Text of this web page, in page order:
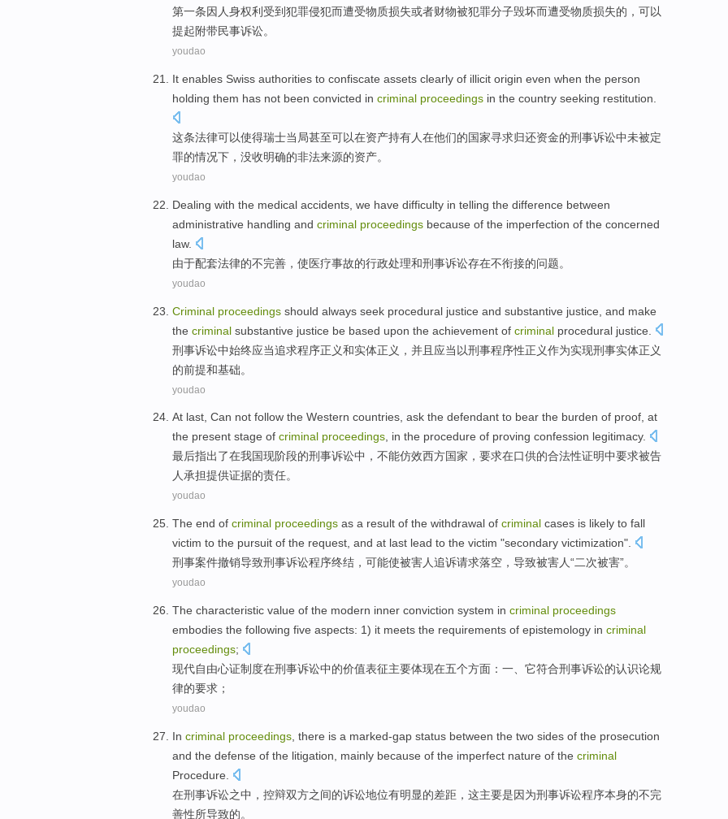
第一条因人身权利 受到犯罪侵犯而遭受物质损失或者财物被犯罪分子毁坏而遭受物质损失的， 可以
提起附带民事诉讼。
youdao
It enables Swiss authorities to confiscate assets clearly of illicit origin even when the person
holding them has not been convicted in criminal proceedings in the country seeking restitution
这条法律可以使得瑞士当局甚至可以在资产持有人在他们的国家寻求归还资金的刑事诉讼中未被定
罪的情况下， 没收明确的非法来源的资产。
youdao
Dealing with the medical accidents , we have difficulty in telling the difference between
administrative handling and criminal proceedings because of the imperfection of the concerned
law.
由于配套法律的不完善，使医疗事故的行政处理和刑事诉讼存在不衔接的问题。
youdao
Criminal proceedings should always seek procedural justice and substantive justice, and make
the criminal substantive justice be based upon the achievement of criminal procedural justice.
刑事诉讼中始终应当追求程序正义和实体正义， 并且 应当以刑事程序性正义作为实现刑事实体正义
的前提和基础。
youdao
At last, Can not follow the Western countries, ask the defendant to bear the burden of proof, at
the present stage of criminal proceedings, in the procedure of proving confession legitimacy.
最后指出了在我国现阶段的刑事诉讼中 ， 不能仿效西方国家 ， 要求在口供的合法性证明中要求被告
人承担提供证据的责任。
youdao
The end of criminal proceedings as a result of the withdrawal of criminal cases is likely to fall
victim to the pursuit of the request , and at last lead to the victim "secondary victimization".
刑事案件撤销导致刑事诉讼程序终结 ， 可能使被害人追诉请求落空， 导致被害人“二次被害”。
youdao
The characteristic value of the modern inner conviction system in criminal proceedings
embodies the following five aspects: 1) it meets the requirements of epistemology in criminal
proceedings;
现代自由心证制度在刑事诉讼中的价值表征主要体现在五个方面 ：一、 它符合刑事诉讼的认识论规
律的要求 ；
youdao
In criminal proceedings there is a marked-gap status between the two sides of the prosecution
and the defense of the litigation mainly because of the imperfect nature of the criminal
Procedure
在刑事诉讼之中，控辩双方之间的诉讼地位有明显的差距， 这主要是因为刑事诉讼程序本身的不完
善性所导致的。